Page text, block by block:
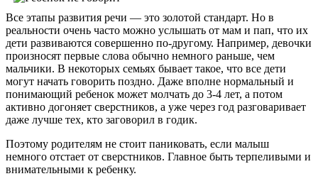
Все этапы развития речи — это золотой стандарт. Но в
реальности очень часто можно услышать от мам и пап, что их
дети развиваются совершенно по-другому. Например, девочки
произносят первые слова обычно немного раньше, чем
мальчики. В некоторых семьях бывает такое, что все дети
могут начать говорить поздно. Даже вполне нормальный и
понимающий ребенок может молчать до 3-4 лет, а потом
активно догоняет сверстников, а уже через год разговаривает
даже лучше тех, кто заговорил в годик.
Поэтому родителям не стоит паниковать, если малыш
немного отстает от сверстников. Главное быть терпеливыми и
внимательными к ребенку.